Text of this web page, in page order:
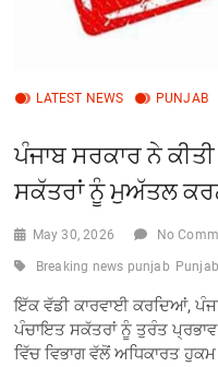
LATEST NEWS PUNJAB
ਪੰਜਾਬ ਸਰਕਾਰ ਨੇ
ਸਕੱਤਰਾਂ ਨੂੰ ਮੁਅੱਤਲ
May 30, 2026 No
Breaking news punjab
ਇੱਕ ਵੱਡੀ ਕਾਰਵਾਈ ਕਰਦਿਆਂ,
ਪੰਚਾਇਤ ਸਕੱਤਰਾਂ ਨੂੰ ਤੁਰੰਤ
ਵਿੱਚ ਵਿਭਾਗ ਵੱਲੋਂ ਅਧਿਕਾਰਤ